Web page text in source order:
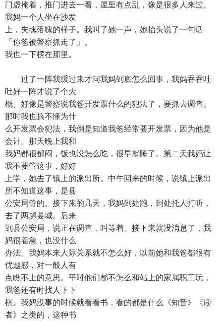
门虚掩着，推门进去一看，屋里有点乱，像是很多人来过。
我妈一个人坐在沙发
上，失魂落魄的样子。我叫了她一声，她抬头说了一句话
「你爸被警察抓走了」。
我也一下楞在那里。
过了一阵我缓过来才问我妈到底怎么回事，我妈吞吞吐
吐好一阵才说了个大
概。好像是警察说我爸开发票什么的犯法了，要抓去调查。
那时我也搞不懂为什
么开发票会犯法，我倒是知道我爸经常要开发票，因为他是
会计。那天晚上我和
我妈都很郁闷，饭也没怎么吃，很早就睡了。第二天我妈让
我不要管这事，好好
上学，她去了镇上的派出所。中午回来的时候，说镇上派出
所不知道这事，是县
公安局管的。接下来的几天，我妈到处跑，到处托人打听，
去了两趟县城。后来
到县公安局，说正在调查，叫等着。接下来就没消息了，我
妈很着急，也没什么
办法。我妈本来人际关系就不怎么好，以前她和我爸都很有
优越感，对一般人有
点瞧不上的意思。平时他们都不怎么和站上的家属职工玩，
我爸还有时找人下下
棋。我妈没事的时候就看看书，看的都是什么《知音》《读
者》之类的，这种书